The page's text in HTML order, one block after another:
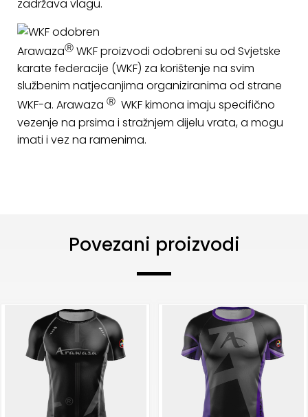
zadržava vlagu.
ArawazaⓇ WKF proizvodi odobreni su od Svjetske
karate federacije (WKF) za korištenje na svim
službenim natjecanjima organiziranima od strane
WKF-a. Arawaza Ⓡ WKF kimona imaju specifično
vezenje na prsima i stražnjem dijelu vrata, a mogu
imati i vez na ramenima.
Povezani proizvodi